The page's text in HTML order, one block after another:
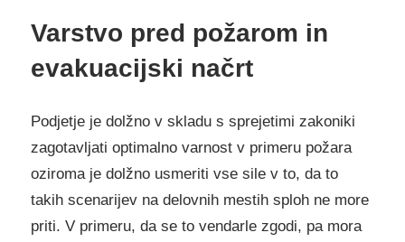
Varstvo pred požarom in
evakuacijski načrt
Podjetje je dolžno v skladu s sprejetimi zakoniki
zagotavljati optimalno varnost v primeru požara
oziroma je dolžno usmeriti vse sile v to, da to
takih scenarijev na delovnih mestih sploh ne more
priti. V primeru, da se to vendarle zgodi, pa mora